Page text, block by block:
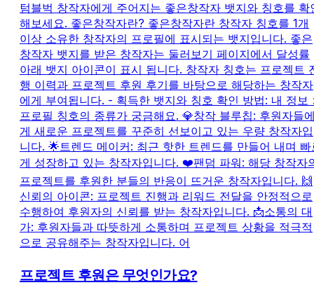
텀블벅 창작자에게 주어지는 좋은창작자 뱃지와 칭호를 확
해보세요. 좋은창작자란? 좋은창작자란 창작자 칭호를 1개
이상 소유한 창작자의 프로필에 표시되는 뱃지입니다. 좋은
창작자 뱃지를 받은 창작자는 둘러보기 페이지에서 달성률
아래 뱃지 아이콘이 표시 됩니다. 창작자 칭호는 프로젝트
행 이력과 프로젝트 후원 후기를 바탕으로 해당하는 창작자
에게 부여됩니다. - 획득한 뱃지와 칭호 확인 방법: 내 정보
프로필 칭호의 종류가 궁금해요. 💎창작 블루칩: 후원자들
게 새로운 프로젝트를 꾸준히 선보이고 있는 우량 창작자입
니다. 🌟트렌드 메이커: 최근 핫한 트렌드를 만들어 내며 빠
게 성장하고 있는 창작자입니다. ❤️팬덤 파워: 해당 창작자
프로젝트를 후원한 분들의 반응이 뜨거운 창작자입니다. 🙌
신뢰의 아이콘: 프로젝트 진행과 리워드 전달을 안정적으로
수행하여 후원자의 신뢰를 받는 창작자입니다. 📩소통의 대
가: 후원자들과 따뜻하게 소통하며 프로젝트 상황을 적극적
으로 공유해주는 창작자입니다. 어
프로젝트 후원은 무엇인가요?